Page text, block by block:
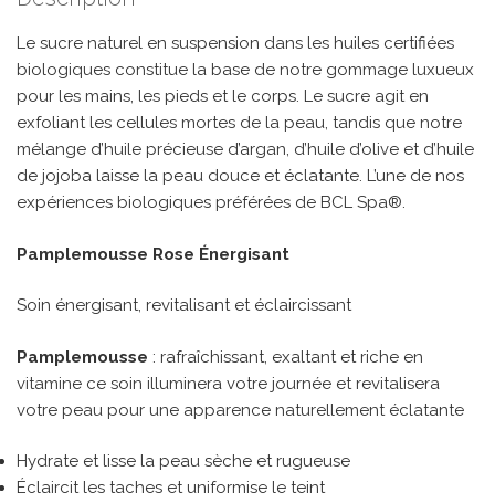
Le sucre naturel en suspension dans les huiles certifiées
biologiques constitue la base de notre gommage luxueux
pour les mains, les pieds et le corps. Le sucre agit en
exfoliant les cellules mortes de la peau, tandis que notre
mélange d’huile précieuse d’argan, d’huile d’olive et d’huile
de jojoba laisse la peau douce et éclatante. L’une de nos
expériences biologiques préférées de BCL Spa®.
Pamplemousse Rose Énergisant
Soin énergisant, revitalisant et éclaircissant
Pamplemousse : rafraîchissant, exaltant et riche en
vitamine ce soin illuminera votre journée et revitalisera
votre peau pour une apparence naturellement éclatante
Hydrate et lisse la peau sèche et rugueuse
Éclaircit les taches et uniformise le teint